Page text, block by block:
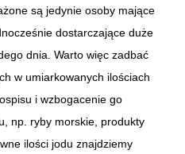
są jedynie osoby mające
dostarczające duże
dnia. Warto więc zadbać
w umiarkowanych ilościach
i wzbogacenie go
np. ryby morskie, produkty
ilości jodu znajdziemy